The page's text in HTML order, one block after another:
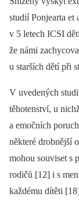
studií Ponjearta et
v 5 letech ICSI
že námi
u starších dětí při
V uvedených
těhotenství, u
a emočních
některé drobnější
mohou souviset s
rodičů [12] i s
každému dítěti